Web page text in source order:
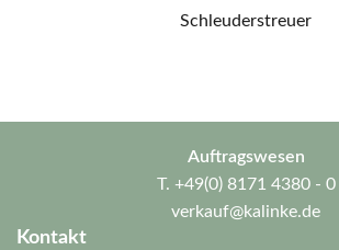
Schleuderstreuer
Auftragswesen
T. +49(0) 8171 4380 - 0
verkauf@kalinke.de
Kontakt